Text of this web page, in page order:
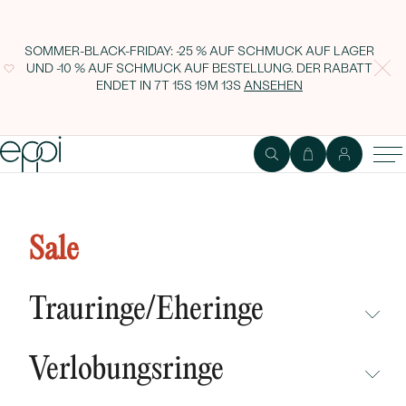
SOMMER-BLACK-FRIDAY: -25 % AUF SCHMUCK AUF LAGER
UND -10 % AUF SCHMUCK AUF BESTELLUNG. DER RABATT
ENDET IN 7T 15S 19M 12SANSEHEN
Sale
Trauringe/Eheringe
NEUHEITEN
Verlobungsringe
Moissaniten Amire